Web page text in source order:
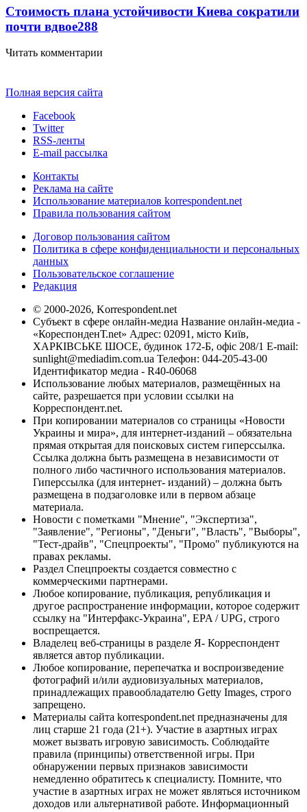
Стоимость плана устойчивости Киева сократили
почти вдвое288
Читать комментарии
Полная версия сайта
Facebook
Twitter
RSS-ленты
E-mail рассылка
Контакты
Реклама на сайте
Использование материалов korrespondent.net
Правила пользования сайтом
Договор пользования сайтом
Политика в сфере конфиденциальности и персональных
данных
Пользовательское соглашение
Редакция
© 2000-2026, Korrespondent.net
Субъект в сфере онлайн-медиа Название онлайн-медиа -
«КореспонденТ.net» Адрес: 02091, місто Київ,
ХАРКІВСЬКЕ ШОСЕ, будинок 172-Б, офіс 208/1 E-mail:
sunlight@mediadim.com.ua Телефон: 044-205-43-00
Идентификатор медиа - R40-06068
Использование любых материалов, размещённых на
сайте, разрешается при условии ссылки на
Корреспондент.net.
При копировании материалов со страницы «Новости
Украины и мира», для интернет-изданий – обязательна
прямая открытая для поисковых систем гиперссылка.
Ссылка должна быть размещена в независимости от
полного либо частичного использования материалов.
Гиперссылка (для интернет- изданий) – должна быть
размещена в подзаголовке или в первом абзаце
материала.
Новости с пометками "Мнение", "Экспертиза",
"Заявление", "Регионы", "Деньги", "Власть", "Выборы",
"Тест-драйв", "Спецпроекты", "Промо" публикуются на
правах рекламы.
Раздел Спецпроекты создается совместно с
коммерческими партнерами.
Любое копирование, публикация, републикация и
другое распространение информации, которое содержит
ссылку на "Интерфакс-Украина", EPA / UPG, строго
воспрещается.
Владелец веб-страницы в разделе Я- Корреспондент
является автор публикации.
Любое копирование, перепечатка и воспроизведение
фотографий и/или аудиовизуальных материалов,
принадлежащих правообладателю Getty Images, строго
запрещено.
Материалы сайта korrespondent.net предназначены для
лиц старше 21 года (21+). Участие в азартных играх
может вызвать игровую зависимость. Соблюдайте
правила (принципы) ответственной игры. При
обнаружении первых признаков зависимости
немедленно обратитесь к специалисту. Помните, что
участие в азартных играх не может являться источником
доходов или альтернативой работе. Информационный